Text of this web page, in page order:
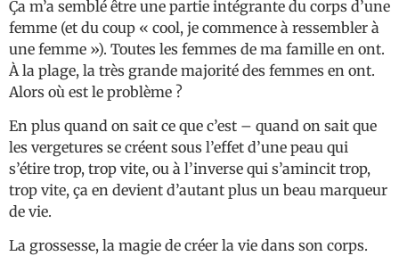
Ça m’a semblé être une partie intégrante du corps d’une
femme (et du coup « cool, je commence à ressembler à
une femme »). Toutes les femmes de ma famille en ont.
À la plage, la très grande majorité des femmes en ont.
Alors où est le problème ?
En plus quand on sait ce que c’est – quand on sait que
les vergetures se créent sous l’effet d’une peau qui
s’étire trop, trop vite, ou à l’inverse qui s’amincit trop,
trop vite, ça en devient d’autant plus un beau marqueur
de vie.
La grossesse, la magie de créer la vie dans son corps.